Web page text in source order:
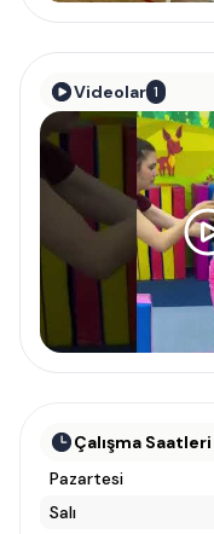
Videolar 1
Çalışma Saatleri
Pazartesi
Salı